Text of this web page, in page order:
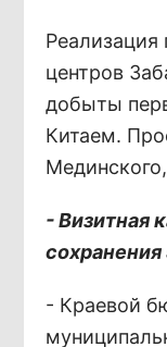
Реализация
центров
добыты
Китаем.
- Визитная
сохранения
- Краевой